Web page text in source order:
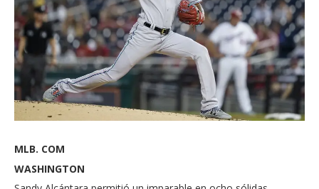
MLB. COM
WASHINGTON